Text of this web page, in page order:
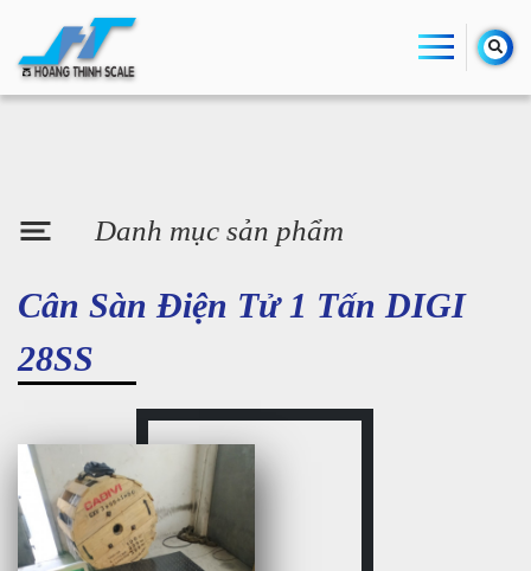
Danh mục sản phẩm
Cân Sàn Điện Tử 1 Tấn DIGI
28SS